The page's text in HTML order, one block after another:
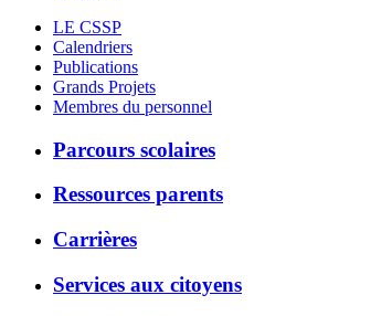
LE CSSP
Calendriers
Publications
Grands Projets
Membres du personnel
Parcours scolaires
Ressources parents
Carrières
Services aux citoyens